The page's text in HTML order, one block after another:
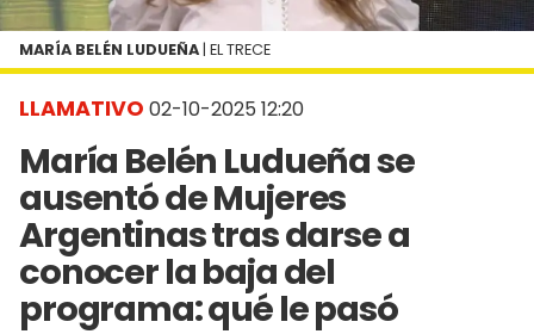
LLAMATIVO 02-10-2025 12:20
María Belén Ludueña se
ausentó de Mujeres
Argentinas tras darse a
conocer la baja del
programa: qué le pasó
MARÍA BELÉN LUDUEÑA | EL TRECE